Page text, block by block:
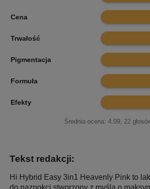
Cena 8.1
Trwałość 8.2
Pigmentacja 8.2
Formuła 8
Efekty 8.2
Średnia ocena: 4.09 22
Tekst redakcji:
Hi Hybrid Easy 3in1 Heavenly Pink to
do paznokci stworzony z myślą o